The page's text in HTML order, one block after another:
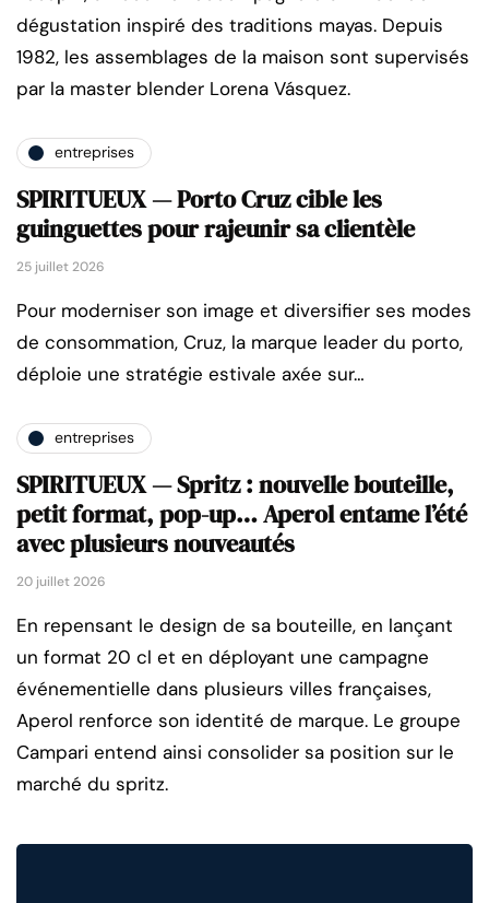
dégustation inspiré des traditions mayas. Depuis
1982, les assemblages de la maison sont supervisés
par la master blender Lorena Vásquez.
entreprises
SPIRITUEUX — Porto Cruz cible les
guinguettes pour rajeunir sa clientèle
25 juillet 2026
Pour moderniser son image et diversifier ses modes
de consommation, Cruz, la marque leader du porto,
déploie une stratégie estivale axée sur…
entreprises
SPIRITUEUX — Spritz : nouvelle bouteille,
petit format, pop-up… Aperol entame l’été
avec plusieurs nouveautés
20 juillet 2026
En repensant le design de sa bouteille, en lançant
un format 20 cl et en déployant une campagne
événementielle dans plusieurs villes françaises,
Aperol renforce son identité de marque. Le groupe
Campari entend ainsi consolider sa position sur le
marché du spritz.